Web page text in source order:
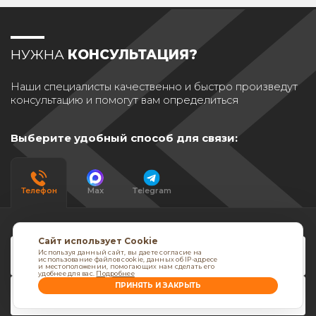
Сайт использует Cookie
Используя данный сайт, вы даете согласие на
использование файлов cookie, данных об IP-адресе
и местоположении, помогающих нам сделать его
удобнее для вас. Подробнее
ПРИНЯТЬ И ЗАКРЫТЬ
НУЖНА КОНСУЛЬТАЦИЯ?
Наши специалисты качественно и быстро произведут
консультацию и помогут вам определиться
Выберите удобный способ для связи:
Телефон Max Telegram